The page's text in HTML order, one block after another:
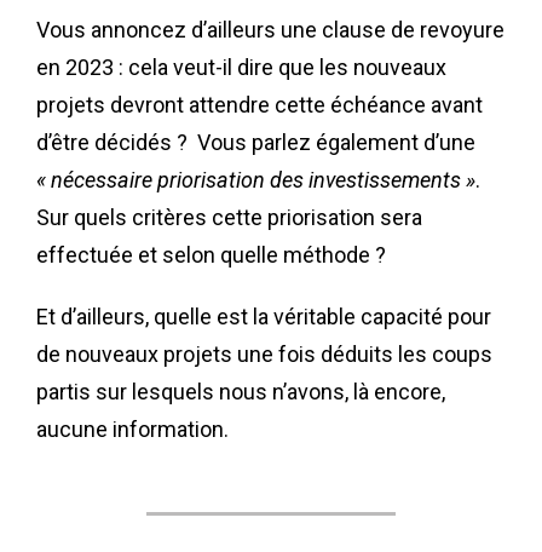
Vous annoncez d’ailleurs une clause de revoyure
en 2023 : cela veut-il dire que les nouveaux
projets devront attendre cette échéance avant
d’être décidés ? Vous parlez également d’une
« nécessaire priorisation des investissements ».
Sur quels critères cette priorisation sera
effectuée et selon quelle méthode ?
Et d’ailleurs, quelle est la véritable capacité pour
de nouveaux projets une fois déduits les coups
partis sur lesquels nous n’avons, là encore,
aucune information.